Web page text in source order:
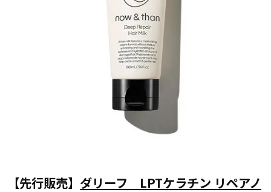
【先行販売】 ダリーフ LPTケラチン リペアノ